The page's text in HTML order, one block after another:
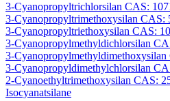
3-Cyanopropyltrichlorsilan CAS:
3-Cyanopropyltrimethoxysilan CAS:
3-Cyanopropyltriethoxysilan CAS:
3-Cyanopropylmethyldichlorsilan
3-Cyanopropylmethyldimethoxysilan
3-Cyanopropyldimethylchlorsilan
2-Cyanoethyltrimethoxysilan CAS:
Isocyanatsilane